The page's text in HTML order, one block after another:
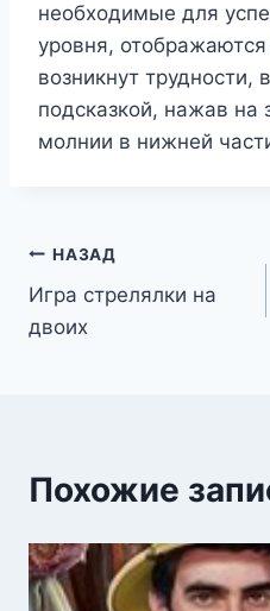
необходимые для
уровня, отображаются
возникнут трудности,
подсказкой, нажав на
молнии в нижней
Навигация
по
НАЗАД
Игра стрелялки на
двоих
Похожие